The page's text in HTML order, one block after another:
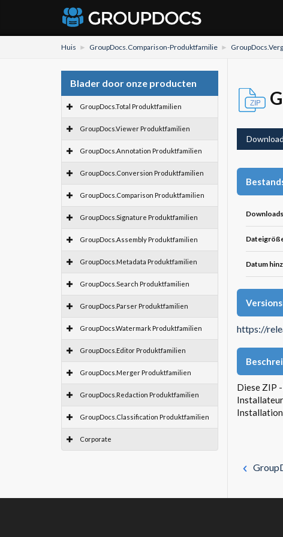
Huis GroupDocs.Comparison-Produktfamilie
Blader door onze producten
GroupDocs.Total Produktfamilien
GroupDocs.Viewer Produktfamilien
GroupDocs.Annotation Produktfamilien
GroupDocs.Conversion Produktfamilien
GroupDocs.Comparison Produktfamilien
GroupDocs.Signature Produktfamilien
GroupDocs.Assembly Produktfamilien
GroupDocs.Metadata Produktfamilien
GroupDocs.Search Produktfamilien
GroupDocs.Parser Produktfamilien
GroupDocs.Watermark Produktfamilien
GroupDocs.Editor Produktfamilien
GroupDocs.Merger Produktfamilien
GroupDocs.Redaction Produktfamilien
GroupDocs.Classification Produktfamilien
Corporate
Datum
https://
Diese ZIP
Installateur